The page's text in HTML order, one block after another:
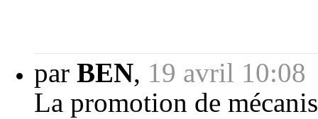
par BEN, 19 avril 10:08
La promotion de